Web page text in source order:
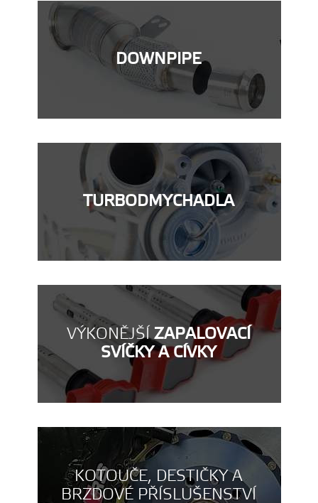
DOWNPIPE
TURBODMYCHADLA
VÝKONĚJŠÍZAPALOVACÍ
SVÍČKY A CÍVKY
KOTOUČE, DESTIČKY A
BRZDOVÉ PŘÍSLUŠENSTVÍ